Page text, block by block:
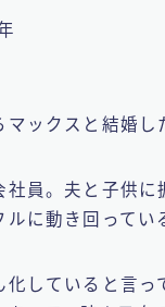
ックスと結婚し
社員。夫と子供に
に動き回ってい
化していると言っ